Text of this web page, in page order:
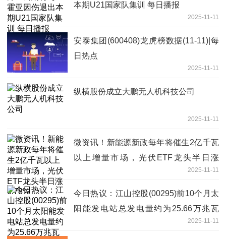
本期U21国家队集训 每日播报
2025-11-11
安泰集团(600408)龙虎榜数据(11-11)|每
日热点
2025-11-11
纵横股份成立大鹏无人机科技公司
2025-11-11
微资讯！新能源新政每年将催生2亿千瓦
以上增量市场，光伏ETF龙头半日涨
2025-11-11
今日热议：江山控股(00295)前10个月太
阳能发电站总发电量约为25.66万兆瓦
2025-11-11